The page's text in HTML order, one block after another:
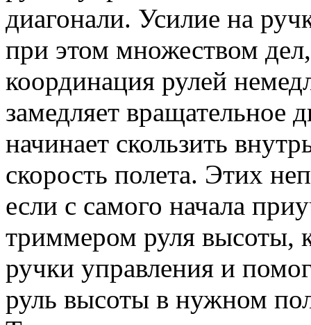
диагонали. Усилие на
при этом множеством
координация рулей
замедляет вращательное
начинает скользить
скорость полета. Этих
если с самого начала
триммером руля высоты,
ручки управления и
руль высоты в нужном